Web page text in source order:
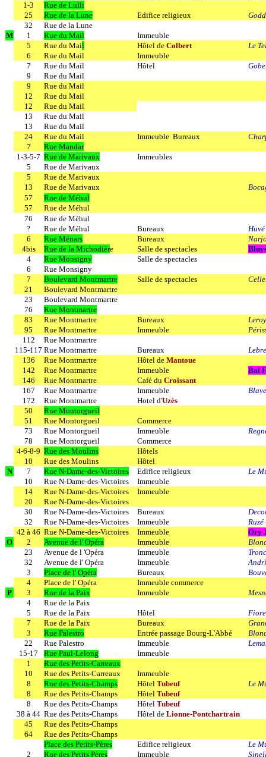
1-3
Rue de Lulli
25
Rue de la Lune Edifice religieux
32
Rue de la Lune
M
1 Rue du Mail
Immeuble
5
Rue du Mail Hôtel de Colbert
Le
6
Rue du Mail
Immeuble
7
Rue du Mail Hôtel
9
Rue du Mail
9
Rue du Mail
12
Rue du Mail
12
Rue du Mail
13
Rue du Mail
13
Rue du Mail
24
Rue du Mail Immeuble Bureaux
7
Rue Mandar
1-3-5-7 Rue de Marivaux
Immeubles
5
Rue de Marivaux
5
Rue de Marivaux
13
Rue de Marivaux
57
Rue de Méhul
57
Rue de Méhul
76
Rue de Méhul
?
Rue de Méhul Bureaux
6
Rue Ménars Bureaux
4bis
Rue de la Michodière Salle de spectacles
4
Rue Monsigny
Salle de spectacles
6
Rue Monsigny
7
Boulevard Montmartre Salle de spectacles
21
Boulevard Montmartre
23
Boulevard Montmartre
76
Rue Montmartre
83
Rue Montmartre Bureaux
95
Rue Montmartre Immeuble
112
Rue Montmartre
115-117 Rue Montmartre Bureaux
136
Rue Montmartre Hôtel de Mantoue
142
Rue Montmartre Immeuble
Bal
146
Rue Montmartre Café du Croissant
167
Rue Montmartre Immeuble
172
Rue Montmartre Hotel d'Uzès
50
Rue Montorgueil
51
Rue Montorgueil
Commerce
73
Rue Montorgueil Immeuble
78
Rue Montorgueil
Commerce
4-6-8-9 Rue des Moulins
Hôtels
10
Rue des Moulins
Hôtel
N
7 Rue N-Dame-des-Victoires Edifice religieux
Le
10
Rue N-Dame-des-Victoires
Immeuble
14
Rue N-Dame-des-Victoires
Immeuble
20
Rue N-Dame-des-Victoires
30
Rue N-Dame-des-Victoires Bureaux
32
Rue N-Dame-des-Victoires Immeuble
42 à 46 Rue N-Dame-des-Victoires Immeuble
Ory
O
2 Avenue de l' Opéra Immeuble
23
Avenue de l 'Opéra Immeuble
32
Avenue de l' Opéra Immeuble
3
Place de l' Opéra Bureaux
4
Place de l' Opéra
Immeuble commerce
P
3 Rue de la Paix Immeuble
4
Rue de la Paix
5
Rue de la Paix Hôtel
7
Rue de la Paix Bureaux
3
Rue Palestro Entrée passage Bourg-L'Abbé
22
Rue Palestro Immeuble
15-17
Rue Paul-Lelong
Immeuble
1
Rue des Petits-Carreaux
10
Rue des Petits-Carreaux
Immeuble
8
Rue des Petits-Champs Hôtel Tubeuf
Le
8
Rue des Petits-Champs Hôtel Tubeuf
8
Rue des Petits-Champs Hôtel Tubeuf
38 à 44 Rue des Petits-Champs Hôtel de Lionne-Pontchartrain
45
Rue des Petits-Champs
64
Rue des Petits-Champs
Place des Petits-Pères
Edifice religieux
Le
2
Rue des Petits Pères Immeuble